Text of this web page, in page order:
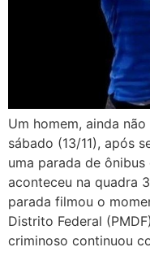
Um homem, ainda
sábado (13/11), após
uma parada de
aconteceu na quadra
parada filmou o
Distrito Federal
criminoso continuou